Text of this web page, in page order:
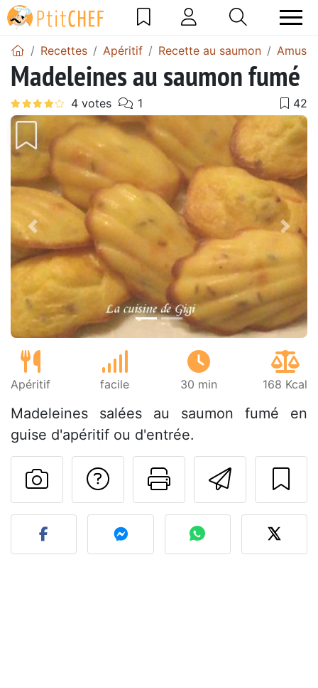
Recettes Apéritif Recette au saumon
Madeleines au saumon fumé
Précédent
Apéritif facile 30 min 168 Kcal
Madeleines salées au saumon fumé en
guise d'apéritif ou d'entrée.
Imprimer
Poser une
Publier votre photo de